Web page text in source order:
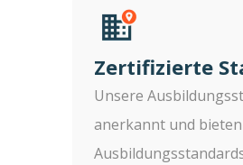
Zertifizierte
Unsere
anerkannt und